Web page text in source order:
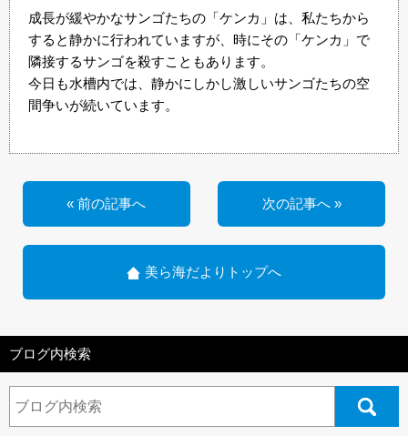
成長が緩やかなサンゴたちの「ケンカ」は、私たちから
すると静かに行われていますが、時にその「ケンカ」で
隣接するサンゴを殺すこともあります。
今日も水槽内では、静かにしかし激しいサンゴたちの空
間争いが続いています。
« 前の記事へ 次の記事へ »
美ら海だよりトップへ
ブログ内検索